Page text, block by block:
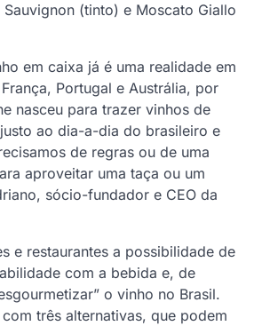
(tinto) e Moscato Giallo
em caixa já é uma realidade em
Portugal e Austrália, por
nasceu para trazer vinhos de
ao dia-a-dia do brasileiro e
de regras ou de uma
aproveitar uma taça ou um
sócio-fundador e CEO da
e restaurantes a possibilidade de
com a bebida e, de
o vinho no Brasil.
três alternativas, que podem